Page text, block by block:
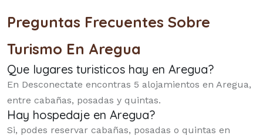
Preguntas Frecuentes Sobre
Turismo En Aregua
Que lugares turisticos hay en Aregua?
En Desconectate encontras 5 alojamientos en Aregua,
entre cabañas, posadas y quintas.
Hay hospedaje en Aregua?
Si, podes reservar cabañas, posadas o quintas en